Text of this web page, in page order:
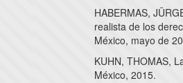
HABERMAS,
realista de los
México, mayo de
KUHN, THOMAS,
México, 2015.